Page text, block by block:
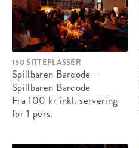
150 SITTEPLASSER
Spillbaren Barcode -
Spillbaren Barcode
Fra 100 kr inkl. servering
for 1 pers.